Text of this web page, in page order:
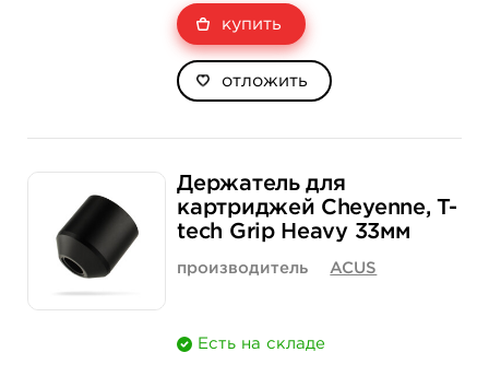
купить
отложить
Держатель для
картриджей Cheyenne, T-
tech Grip Heavy 33мм
производитель ACUS
Есть на складе